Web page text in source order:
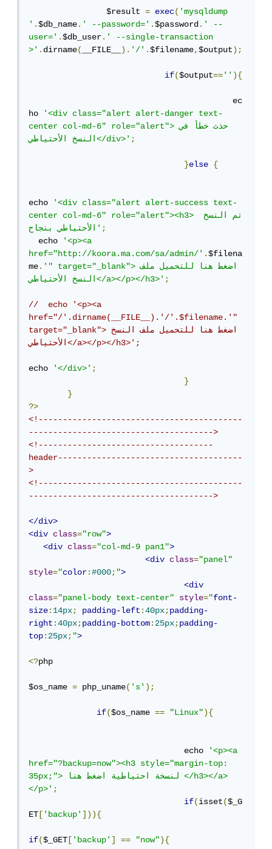
		$result
= exec('mysqldump
'.$db_name.' --password='.$password.' --
user='.$db_user.' --single-transaction
>'.dirname( __FILE__).'/'.$filename,$output);
if($output==''){
ho '<div class="alert alert-danger text-
center col-md-6" role="alert">حذث خطأ في
النسخ الأحتياطي</div>';
}else {
echo '<div class="alert alert-success text-
center col-md-6" role="alert"><h3> تم النسخ
الأحتياطي بنجاح';
  echo
'<p><a
href="http://koora.ma.com/sa/admin/'.$filena
me.'" target="_blank">اضغط هنا للتحميل ملف
النسخ الأحتياطي</a></p></h3>';
//  echo '<p><a
href="/'.dirname(__FILE__).'/'.$filename.'"
target="_blank">اضغط هنا للتحميل ملف النسخ
الأحتياطي</a></p></h3>';
echo '</div>';
}
}
?>
<!------------------------------------------
-------------------------------------->
<!------------------------------------
header--------------------------------------
>
<!------------------------------------------
-------------------------------------->
</div>
<div
class="row">
<div
class="col-md-9 pan1">
<div
class="panel"
style="color:#000;">
<div
class="panel-body text-center" style="font-
size:14px; padding-left:40px;padding-
right:40px;padding-bottom:25px;padding-
top:25px;">
<?php
$os_name = php_uname('s');
if($os_name == "Linux"){
				echo
'<p><a
href="?backup=now"><h3 style="margin-top:
35px;"> لنسخة احتياطية اضغط هنا </h3></a>
</p>';
if(isset($_G
ET ['backup'])){
if($_GET ['backup'] == "now"){